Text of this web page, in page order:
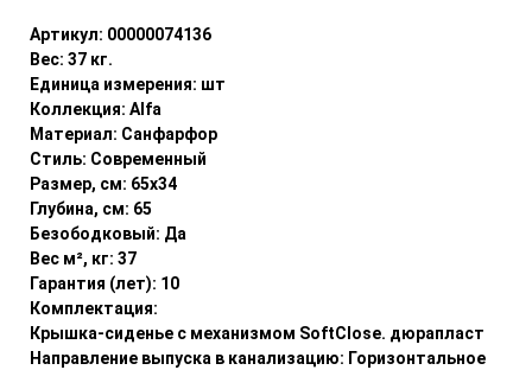
Артикул: 00000074136
Вес: 37 кг.
Единица измерения: шт
Коллекция: Alfa
Материал: Санфарфор
Стиль: Современный
Размер, см: 65x34
Глубина, см: 65
Безободковый: Да
Вес м², кг: 37
Гарантия (лет): 10
Комплектация:
Крышка-сиденье с механизмом SoftClose. дюрапласт
Направление выпуска в канализацию: Горизонтальное